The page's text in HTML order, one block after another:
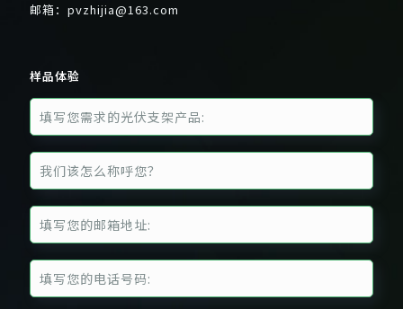
邮箱： pvzhijia@163.com
样品体验